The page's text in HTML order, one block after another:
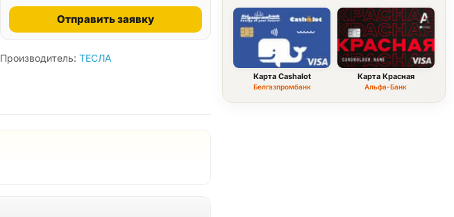
Отправить заявку
Производитель:ТЕСЛА
Карта Cashalot
Белгазпромбанк
Карта Красная
Альфа-Банк